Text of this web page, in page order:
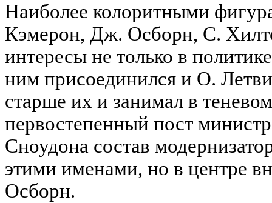
Наиболее колоритными
Кэмерон, Дж. Осборн, С.
интересы не только в
ним присоединился и О.
старше их и занимал в
первостепенный пост
Сноудона состав
этими именами, но в центре
Осборн.